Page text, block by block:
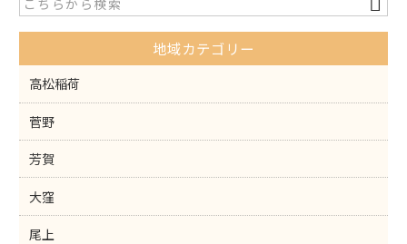
地域カテゴリー
高松稲荷
菅野
芳賀
大窪
尾上